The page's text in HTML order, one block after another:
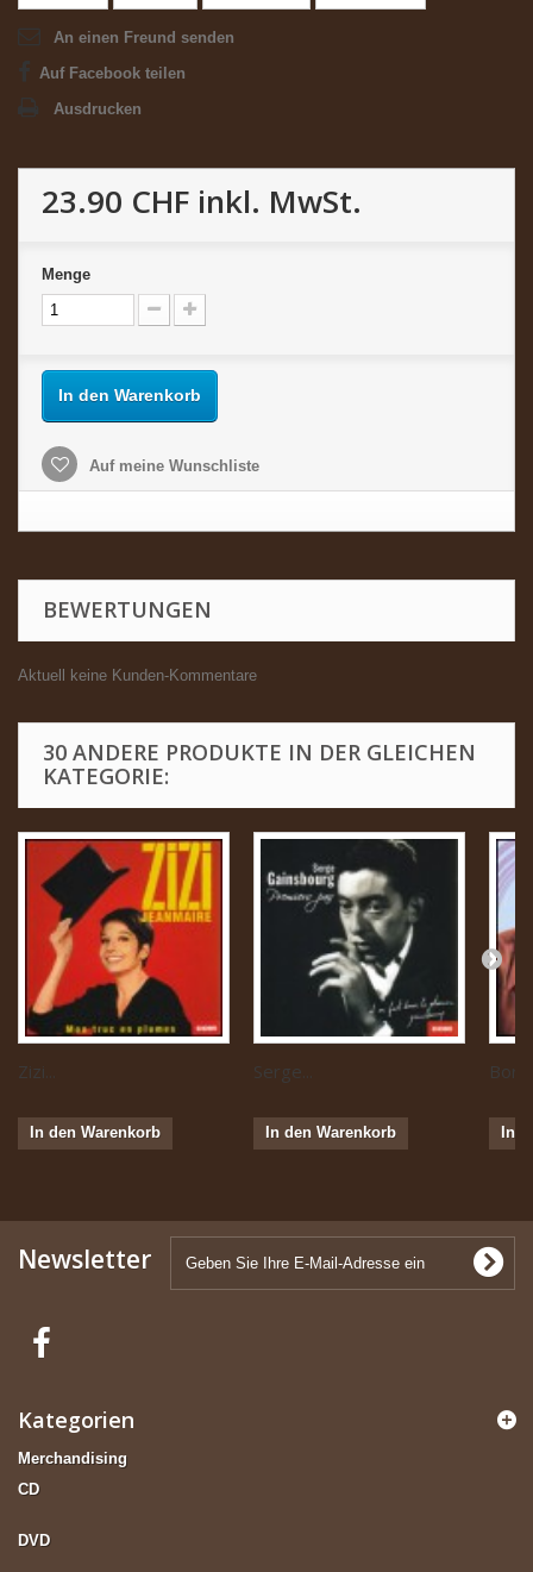
An einen Freund senden
Auf Facebook teilen
Ausdrucken
23.90 CHF inkl. MwSt.
Menge
In den Warenkorb
Auf meine Wunschliste
BEWERTUNGEN
Aktuell keine Kunden-Kommentare
30 ANDERE PRODUKTE IN DER GLEICHEN
KATEGORIE:
Zizi...
In den Warenkorb
Serge...
In den Warenkorb In
Newsletter
Kategorien
Merchandising
CD
DVD